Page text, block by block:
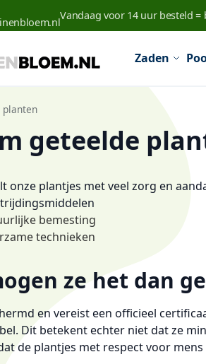
Vandaag voor 14 uur besteld
Zaden
planten
geteelde
onze plantjes met veel zorg en
bemesting
technieken
ze het dan
en vereist een officieel
Dit betekent echter niet dat ze
de plantjes met respect voor